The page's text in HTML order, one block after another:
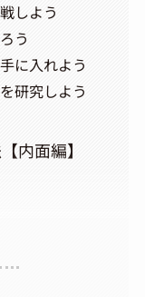
しよう
う
に入れよう
研究しよう
内面編】